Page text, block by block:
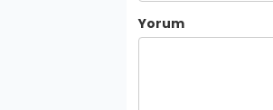
Yorum